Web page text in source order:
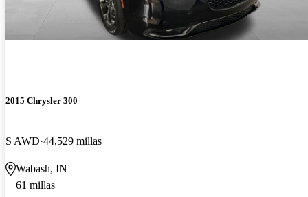
2015 Chrysler 300
S AWD 44,529 millas
Wabash, IN
61 millas